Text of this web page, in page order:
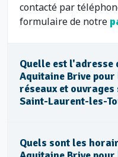
contacté par
formulaire de notre
Quelle est l'adresse
Aquitaine Brive
réseaux et
Saint-Laurent-les-
Quels sont les